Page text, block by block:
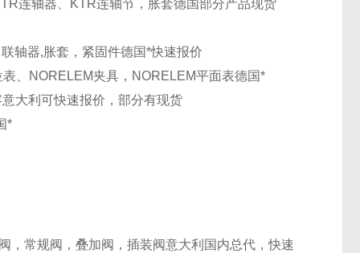
连轴器、KTR连轴节，胀套德国部分产品现货
轴器,胀套，紧固件德国*快速报价
、NORELEM夹具，NORELEM平面表德国*
意大利可快速报价，部分有现货
*
，常规阀，叠加阀，插装阀意大利 国内总代，快速